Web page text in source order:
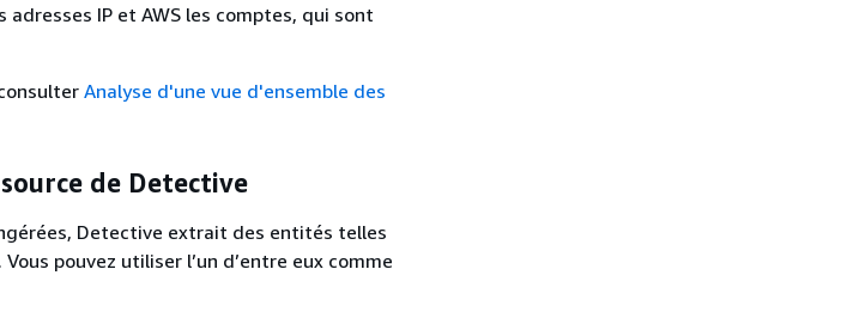
IP et AWS les comptes, qui sont
Analyse d'une vue d'ensemble des
de Detective
Detective extrait des entités telles
pouvez utiliser l’un d’entre eux comme